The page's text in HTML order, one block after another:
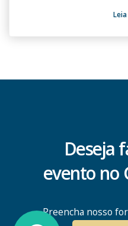
Deseja
evento no
Preencha nosso